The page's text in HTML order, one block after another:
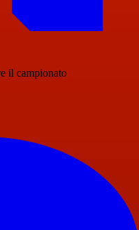
il campionato